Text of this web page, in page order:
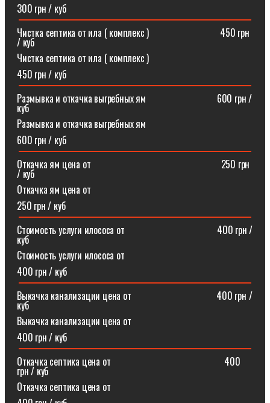
300 грн / куб
Чистка септика от ила ( комплекс )⠀⠀⠀⠀⠀⠀⠀⠀⠀⠀450 грн
/ куб
Чистка септика от ила ( комплекс )
450 грн / куб
Размывка и откачка выгребных ям⠀⠀⠀⠀⠀⠀⠀⠀⠀⠀600 грн /
куб
Размывка и откачка выгребных ям
600 грн / куб
Откачка ям цена от ⠀⠀⠀⠀⠀⠀⠀⠀⠀⠀⠀⠀⠀⠀⠀⠀⠀⠀250 грн
/ куб
Откачка ям цена от
250 грн / куб
Стоимость услуги илососа от⠀⠀⠀⠀⠀⠀⠀⠀⠀⠀⠀⠀⠀400 грн /
куб
Стоимость услуги илососа от
400 грн / куб
Выкачка канализации цена от⠀⠀⠀⠀⠀⠀⠀⠀⠀⠀⠀⠀400 грн /
куб
Выкачка канализации цена от
400 грн / куб
Откачка септика цена от⠀⠀⠀⠀⠀⠀⠀⠀⠀⠀⠀⠀⠀⠀⠀⠀400
грн / куб
Откачка септика цена от